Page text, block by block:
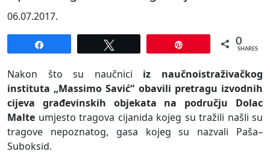
06.07.2017.
0
SHARES
Nakon što su naučnici iz naučnoistraživačkog
instituta „Massimo Savić“ obavili pretragu izvodnih
cijeva građevinskih objekata na području Dolac
Malte umjesto tragova cijanida kojeg su tražili našli su
tragove nepoznatog, gasa kojeg su nazvali Paša–
Suboksid.